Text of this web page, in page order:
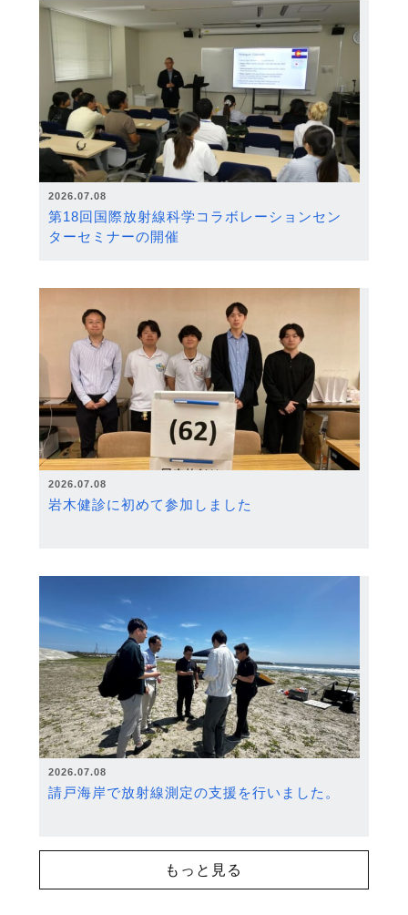
2026.07.08
第18回国際放射線科学コラボレーションセン
ターセミナーの開催
2026.07.08
岩木健診に初めて参加しました
2026.07.08
請戸海岸で放射線測定の支援を行いました。
もっと見る